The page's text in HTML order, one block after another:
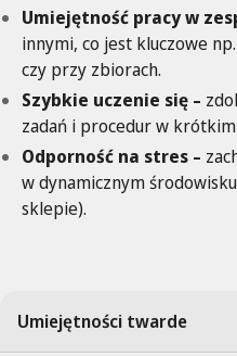
Umiejętność pracy w
innymi, co jest kluczowe
czy przy zbiorach.
Szybkie uczenie się –
zadań i procedur w krótkim
Odporność na stres –
w dynamicznym
sklepie).
Umiejętności twarde